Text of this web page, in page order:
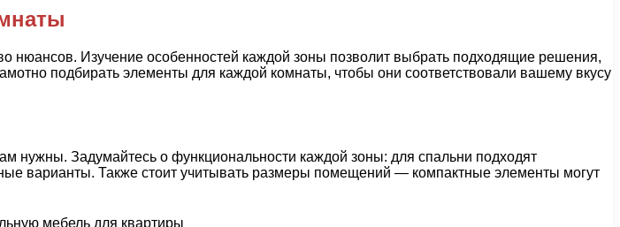
нюансов. Изучение особенностей каждой зоны позволит выбрать подходящие решения,
подбирать элементы для каждой комнаты, чтобы они соответствовали вашему вкусу
нужны. Задумайтесь о функциональности каждой зоны: для спальни подходят
варианты. Также стоит учитывать размеры помещений — компактные элементы могут